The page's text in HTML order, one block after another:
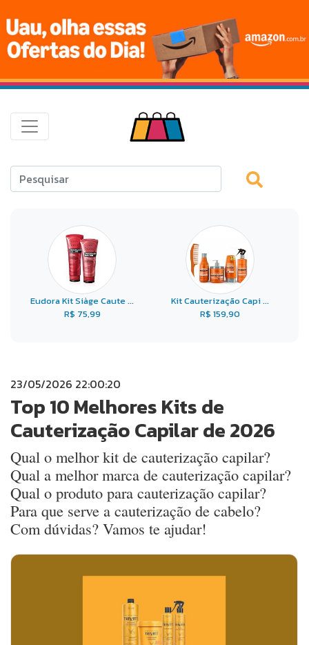
Eudora Kit Siàge Caute ...
R$ 75,99
Kit Cauterização Capi ...
R$ 159,90
23/05/2026 22:00:20
Top 10 Melhores Kits de
Cauterização Capilar de 2026
Qual o melhor kit de cauterização capilar?
Qual a melhor marca de cauterização capilar?
Qual o produto para cauterização capilar?
Para que serve a cauterização de cabelo?
Com dúvidas? Vamos te ajudar!